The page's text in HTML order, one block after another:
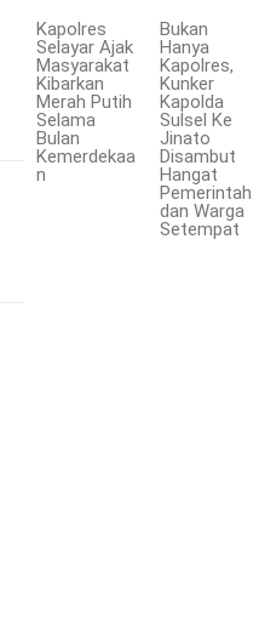
Kapolres
Selayar Ajak
Masyarakat
Kibarkan
Merah Putih
Selama
Bulan
Kemerdekaa
n
Bukan
Hanya
Kapolres,
Kunker
Kapolda
Sulsel Ke
Jinato
Disambut
Hangat
Pemerintah
dan Warga
Setempat